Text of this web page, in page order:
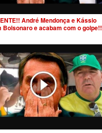
André Mendonça e Kássio
Bolsonaro e acabam com o golpe!!